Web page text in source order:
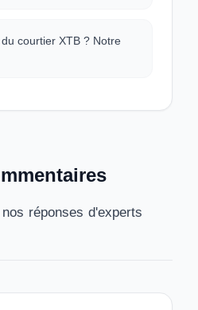
courtier XTB ? Notre
réponses d'experts